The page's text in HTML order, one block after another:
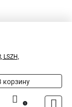
LSZH,
корзину
1